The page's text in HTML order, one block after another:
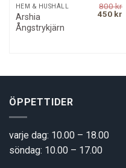
HEM & HUSHÅLL
Arshia
Ångstrykjärn
800kr
Original
450 kr
ÖPPETTIDER
varje dag: 10.00 – 18.00
söndag: 10.00 – 17.00